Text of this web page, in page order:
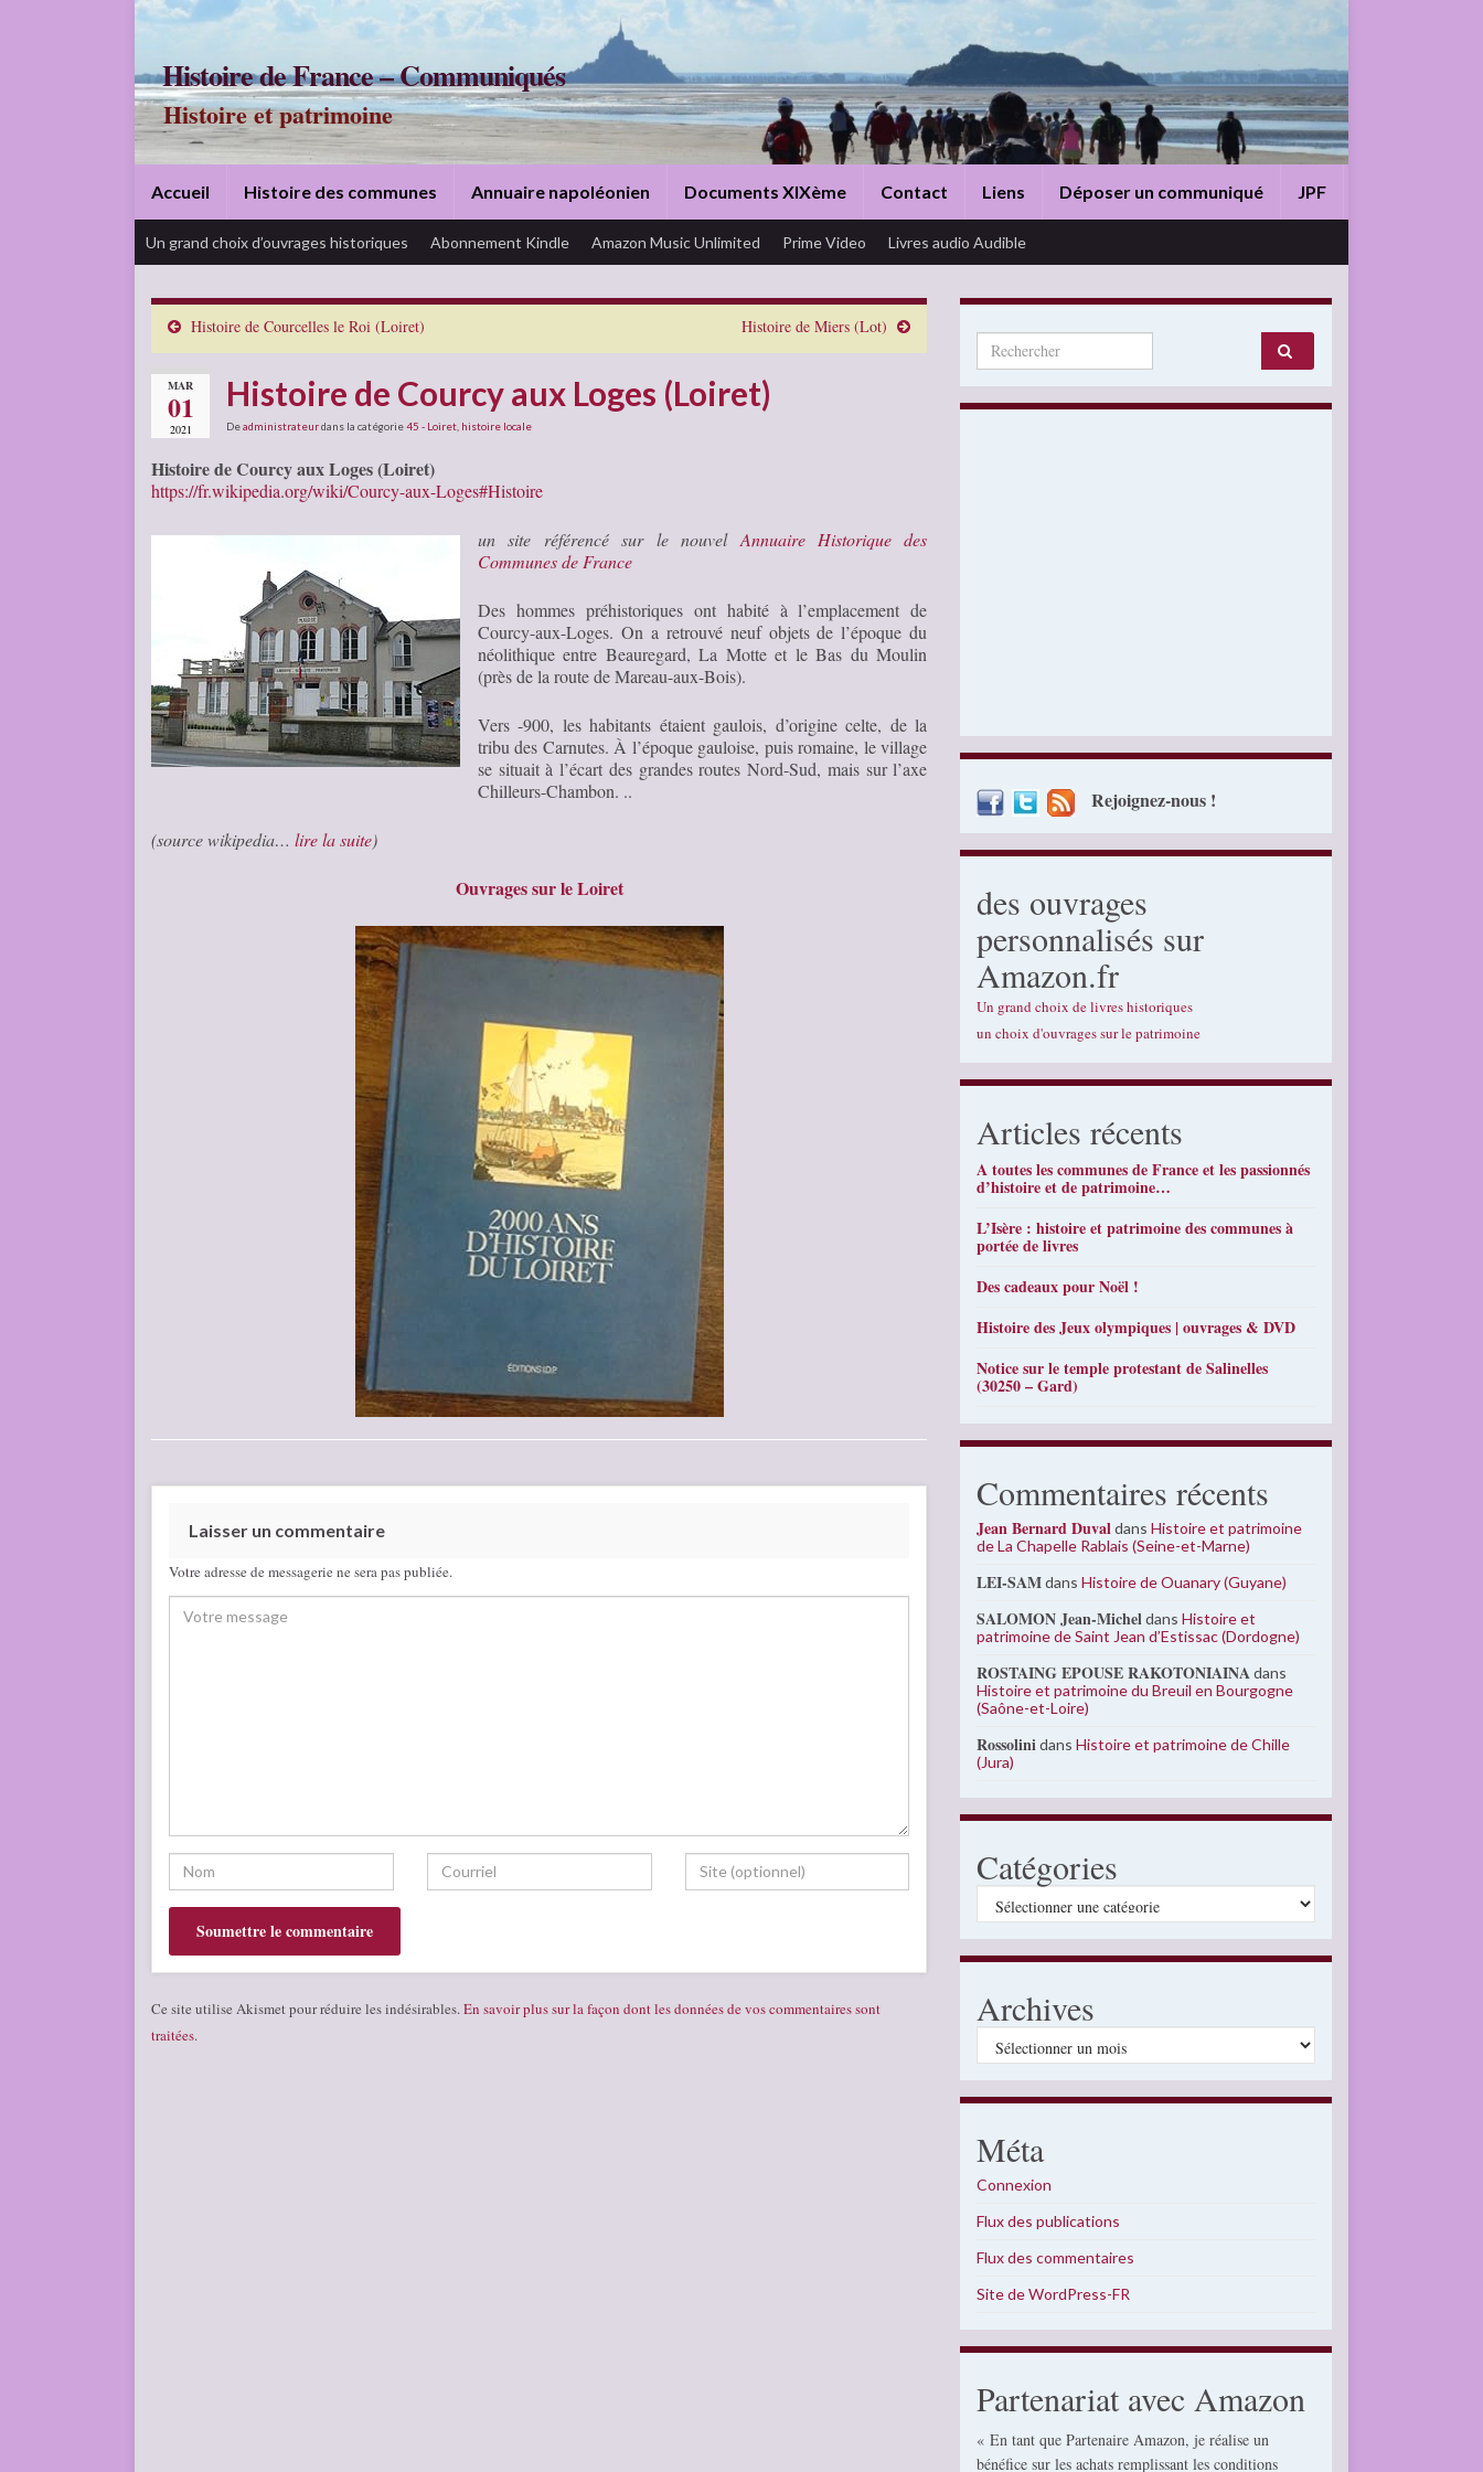
Histoire de France – Communiqués
Histoire et patrimoine
Accueil Histoire des communes Annuaire napoléonien Documents XIXème Contact Liens Déposer un communiqué JPF
Un grand choix d’ouvrages historiques Abonnement Kindle Amazon Music Unlimited Prime Video Livres audio Audible
Histoire de Courcelles le Roi (Loiret) Histoire de Miers (Lot)
MAR
01
2021
Histoire de Courcy aux Loges (Loiret)
Deadministrateurdans la catégorie45 - Loiret histoire locale
Histoire de Courcy aux Loges (Loiret)
https://fr.wikipedia.org/wiki/Courcy-aux-Loges#Histoire
un site référencé sur le nouvel Annuaire Historique des
Communes de France
Des hommes préhistoriques ont habité à l’emplacement de
Courcy-aux-Loges. On a retrouvé neuf objets de l’époque du
néolithique entre Beauregard, La Motte et le Bas du Moulin
(près de la route de Mareau-aux-Bois).
Vers -900, les habitants étaient gaulois, d’origine celte, de la
tribu des Carnutes. À l’époque gauloise, puis romaine, le village
se situait à l’écart des grandes routes Nord-Sud, mais sur l’axe
Chilleurs-Chambon. ..
(source wikipedia… lire la suite)
Ouvrages sur le Loiret
Laisser un commentaire
Votre adresse de messagerie ne sera pas publiée.
Ce site utilise Akismet pour réduire les indésirables. En savoir plus sur la façon dont les données de vos commentaires sont
traitées.
Search for:
Rejoignez-nous !
des ouvrages
personnalisés sur
Amazon.fr
Un grand choix de livres historiques
un choix d'ouvrages sur le patrimoine
Articles récents
A toutes les communes de France et les passionnés
d’histoire et de patrimoine…
L’Isère : histoire et patrimoine des communes à
portée de livres
Des cadeaux pour Noël !
Histoire des Jeux olympiques | ouvrages & DVD
Notice sur le temple protestant de Salinelles
(30250 – Gard)
Commentaires récents
Jean Bernard DuvaldansHistoire et patrimoine
de La Chapelle Rablais (Seine-et-Marne)
LEI-SAMdansHistoire de Ouanary (Guyane)
SALOMON Jean-MicheldansHistoire et
patrimoine de Saint Jean d’Estissac (Dordogne)
ROSTAING EPOUSE RAKOTONIAINAdans
Histoire et patrimoine du Breuil en Bourgogne
(Saône-et-Loire)
RossolinidansHistoire et patrimoine de Chille
(Jura)
Catégories
Catégories
Archives
Archives
Méta
Connexion
Flux des publications
Flux des commentaires
Site de WordPress-FR
Partenariat avec Amazon
« En tant que Partenaire Amazon, je réalise un
bénéfice sur les achats remplissant les conditions